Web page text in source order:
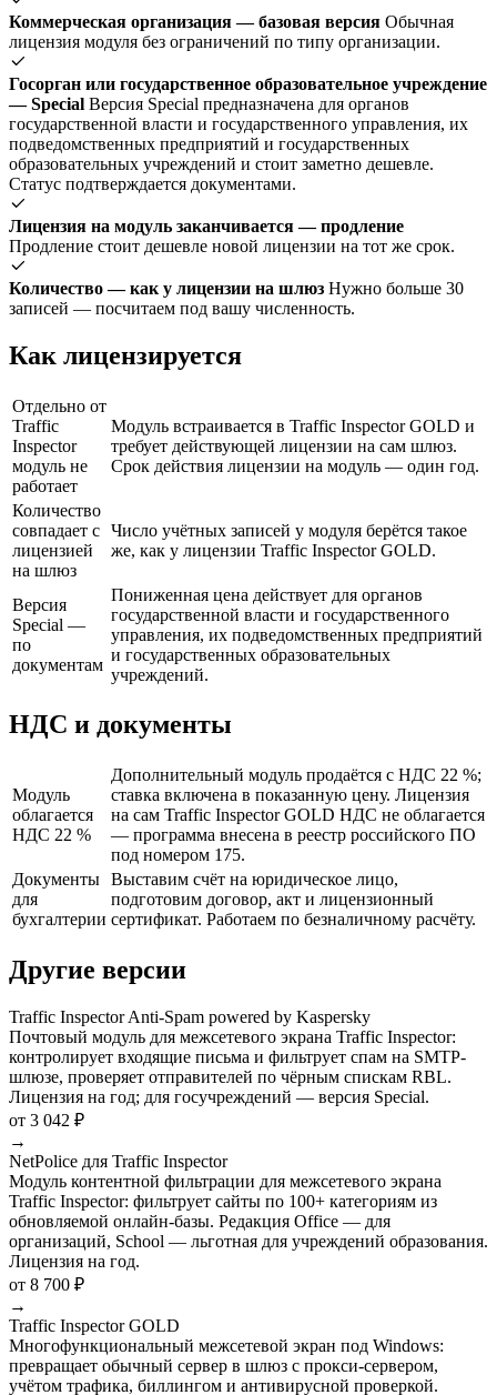
Коммерческая организация — базовая версия Обычная
лицензия модуля без ограничений по типу организации.
Госорган или государственное образовательное учреждение
— Special Версия Special предназначена для органов
государственной власти и государственного управления, их
подведомственных предприятий и государственных
образовательных учреждений и стоит заметно дешевле.
Статус подтверждается документами.
Лицензия на модуль заканчивается — продление
Продление стоит дешевле новой лицензии на тот же срок.
Количество — как у лицензии на шлюз Нужно больше 30
записей — посчитаем под вашу численность.
Как лицензируется
Отдельно от
Traffic
Inspector
модуль не
работает
Модуль встраивается в Traffic Inspector GOLD и
требует действующей лицензии на сам шлюз.
Срок действия лицензии на модуль — один год.
Количество
совпадает с
лицензией
на шлюз
Число учётных записей у модуля берётся такое
же, как у лицензии Traffic Inspector GOLD.
Версия
Special —
по
документам
Пониженная цена действует для органов
государственной власти и государственного
управления, их подведомственных предприятий
и государственных образовательных
учреждений.
НДС и документы
Модуль
облагается
НДС 22 %
Дополнительный модуль продаётся с НДС 22 %;
ставка включена в показанную цену. Лицензия
на сам Traffic Inspector GOLD НДС не облагается
— программа внесена в реестр российского ПО
под номером 175.
Документы
для
бухгалтерии
Выставим счёт на юридическое лицо,
подготовим договор, акт и лицензионный
сертификат. Работаем по безналичному расчёту.
Другие версии
Traffic Inspector Anti-Spam powered by Kaspersky
Почтовый модуль для межсетевого экрана Traffic Inspector:
контролирует входящие письма и фильтрует спам на SMTP-
шлюзе, проверяет отправителей по чёрным спискам RBL.
Лицензия на год; для госучреждений — версия Special.
от 3 042 ₽
→
NetPolice для Traffic Inspector
Модуль контентной фильтрации для межсетевого экрана
Traffic Inspector: фильтрует сайты по 100+ категориям из
обновляемой онлайн-базы. Редакция Office — для
организаций, School — льготная для учреждений образования.
Лицензия на год.
от 8 700 ₽
→
Traffic Inspector GOLD
Многофункциональный межсетевой экран под Windows:
превращает обычный сервер в шлюз с прокси-сервером,
учётом трафика, биллингом и антивирусной проверкой.